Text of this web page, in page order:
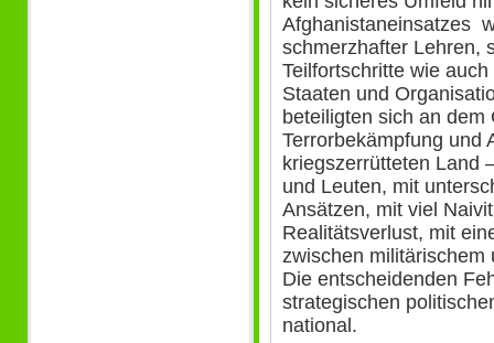
Afghanistaneinsatzes
schmerzhafter Lehren,
Teilfortschritte wie
Staaten und
beteiligten sich an
Terrorbekämpfung und
kriegszerrütteten Land
und Leuten, mit
Ansätzen, mit viel
Realitätsverlust, mit
zwischen
Die entscheidenden
strategischen
national.